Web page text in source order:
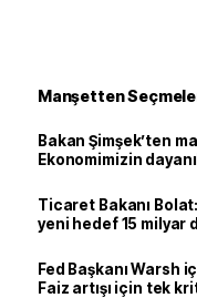
Manşetten
Bakan Şimşek’ten
Ekonomimizin
Ticaret Bakanı
yeni hedef 15 milyar
Fed Başkanı
Faiz artışı için tek